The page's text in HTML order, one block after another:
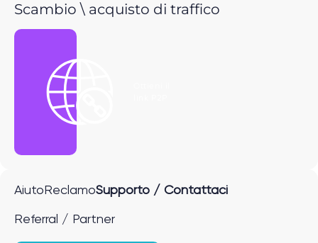
Scambio \ acquisto di traffico
Aiuto ReclamoSupporto / Contattaci
Referral / Partner